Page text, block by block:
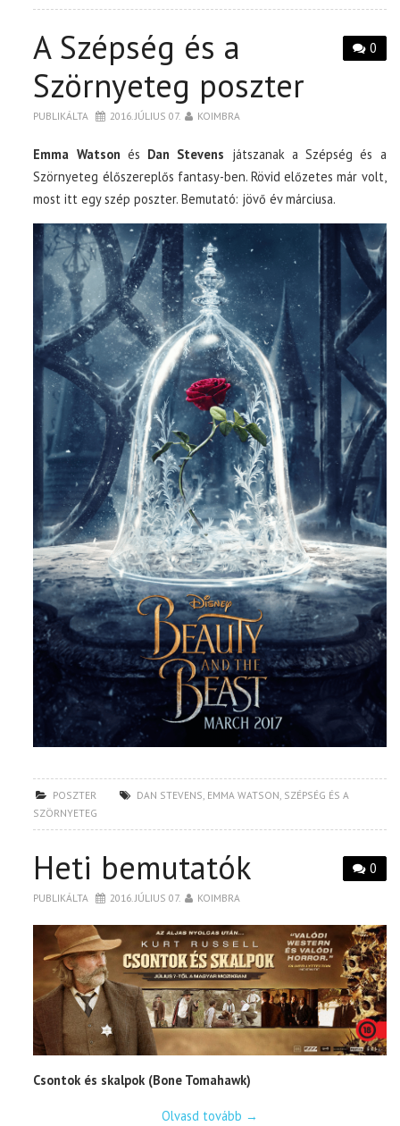
0
A Szépség és a
Szörnyeteg poszter
PUBLIKÁLTA 2016. JÚLIUS 07. KOIMBRA
Emma Watson és Dan Stevens játszanak a Szépség és a
Szörnyeteg élőszereplős fantasy-ben. Rövid előzetes már volt,
most itt egy szép poszter. Bemutató: jövő év márciusa.
POSZTER DAN STEVENS EMMA WATSON SZÉPSÉG ÉS A
SZÖRNYETEG
0
Heti bemutatók
PUBLIKÁLTA 2016. JÚLIUS 07. KOIMBRA
Csontok és skalpok (Bone Tomahawk)
Olvasd tovább →